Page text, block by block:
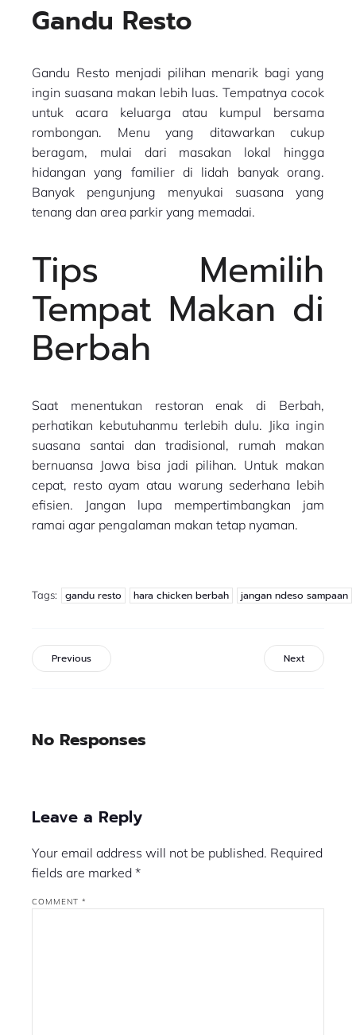
Gandu Resto
Gandu Resto menjadi pilihan menarik bagi yang
ingin suasana makan lebih luas. Tempatnya cocok
untuk acara keluarga atau kumpul bersama
rombongan. Menu yang ditawarkan cukup
beragam, mulai dari masakan lokal hingga
hidangan yang familier di lidah banyak orang.
Banyak pengunjung menyukai suasana yang
tenang dan area parkir yang memadai.
Tips Memilih
Tempat Makan di
Berbah
Saat menentukan restoran enak di Berbah,
perhatikan kebutuhanmu terlebih dulu. Jika ingin
suasana santai dan tradisional, rumah makan
bernuansa Jawa bisa jadi pilihan. Untuk makan
cepat, resto ayam atau warung sederhana lebih
efisien. Jangan lupa mempertimbangkan jam
ramai agar pengalaman makan tetap nyaman.
Tags: gandu resto hara chicken berbah jangan ndeso sampaan
Previous Next
No Responses
Leave a Reply
Your email address will not be published. Required
fields are marked *
COMMENT *